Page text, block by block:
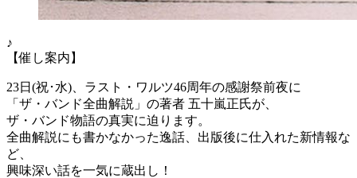
♪
【催し案内】
23日(祝･水)、ラスト・ワルツ46周年の感謝祭前夜に
「ザ・バンド全曲解説」の著者 五十嵐正氏が、
ザ・バンド物語の真実に迫ります。
全曲解説にも書かなかった逸話、出版後に仕入れた新情報な
ど、
興味深い話を一気に蔵出し！